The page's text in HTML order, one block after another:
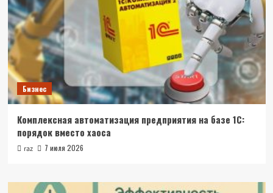
Бизнес
Комплексная автоматизация предприятия на базе 1С:
порядок вместо хаоса
raz 7 июля 2026